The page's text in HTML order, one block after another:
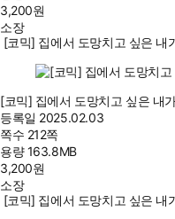
3,200원
소장
[코믹] 집에서 도망치고 싶은 내
[코믹] 집에서 도망치고 싶은 내
등록일 2025.02.03
쪽수 212쪽
용량163.8MB
3,200원
소장
[코믹] 집에서 도망치고 싶은 내